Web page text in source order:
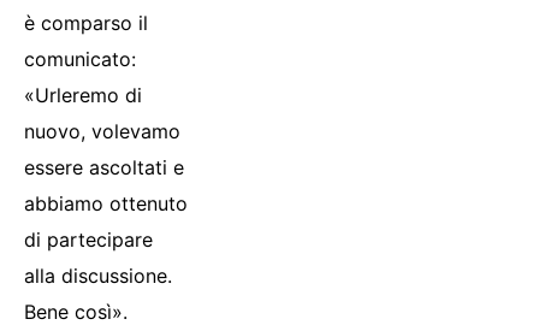
è comparso il
comunicato:
«Urleremo di
nuovo, volevamo
essere ascoltati e
abbiamo ottenuto
di partecipare
alla discussione.
Bene così».